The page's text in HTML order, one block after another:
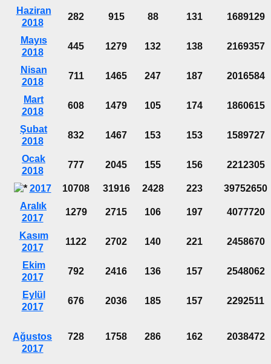
Haziran
2018
282 915 88 131 1689129
Mayıs
2018
445 1279 132 138 2169357
Nisan
2018
711 1465 247 187 2016584
Mart
2018
608 1479 105 174 1860615
Şubat
2018
832 1467 153 153 1589727
Ocak
2018
777 2045 155 156 2212305
2017 10708 31916 2428 223
39752650
Aralık
2017
1279 2715 106 197 4077720
Kasım
2017
1122 2702 140 221 2458670
Ekim
2017
792 2416 136 157 2548062
Eylül
2017
676 2036 185 157 2292511
Ağustos
2017
728 1758 286 162 2038472